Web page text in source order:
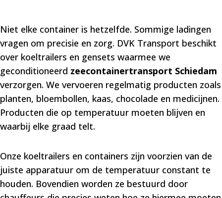
Niet elke container is hetzelfde. Sommige ladingen
vragen om precisie en zorg. DVK Transport beschikt
over koeltrailers en gensets waarmee we
geconditioneerd zeecontainertransport Schiedam
verzorgen. We vervoeren regelmatig producten zoals
planten, bloembollen, kaas, chocolade en medicijnen.
Producten die op temperatuur moeten blijven en
waarbij elke graad telt.
Onze koeltrailers en containers zijn voorzien van de
juiste apparatuur om de temperatuur constant te
houden. Bovendien worden ze bestuurd door